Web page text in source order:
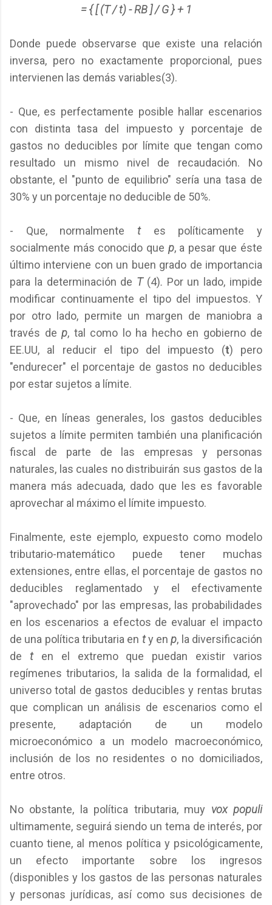
= { [ (T / t) - RB ] / G } + 1
Donde puede observarse que existe una relación
inversa, pero no exactamente proporcional, pues
intervienen las demás variables(3).
- Que, es perfectamente posible hallar escenarios
con distinta tasa del impuesto y porcentaje de
gastos no deducibles por límite que tengan como
resultado un mismo nivel de recaudación. No
obstante, el "punto de equilibrio" sería una tasa de
30% y un porcentaje no deducible de 50%.
- Que, normalmente t es políticamente y
socialmente más conocido que p, a pesar que éste
último interviene con un buen grado de importancia
para la determinación de T (4). Por un lado, impide
modificar continuamente el tipo del impuestos. Y
por otro lado, permite un margen de maniobra a
través de p, tal como lo ha hecho en gobierno de
EE.UU, al reducir el tipo del impuesto (t) pero
"endurecer" el porcentaje de gastos no deducibles
por estar sujetos a límite.
- Que, en líneas generales, los gastos deducibles
sujetos a límite permiten también una planificación
fiscal de parte de las empresas y personas
naturales, las cuales no distribuirán sus gastos de la
manera más adecuada, dado que les es favorable
aprovechar al máximo el límite impuesto.
Finalmente, este ejemplo, expuesto como modelo
tributario-matemático puede tener muchas
extensiones, entre ellas, el porcentaje de gastos no
deducibles reglamentado y el efectivamente
"aprovechado" por las empresas, las probabilidades
en los escenarios a efectos de evaluar el impacto
de una política tributaria en ty enp, la diversificación
de ten el extremo que puedan existir varios
regímenes tributarios, la salida de la formalidad, el
universo total de gastos deducibles y rentas brutas
que complican un análisis de escenarios como el
presente, adaptación de un modelo
microeconómico a un modelo macroeconómico,
inclusión de los no residentes o no domiciliados,
entre otros.
No obstante, la política tributaria, muy vox populi
ultimamente, seguirá siendo un tema de interés, por
cuanto tiene, al menos política y psicológicamente,
un efecto importante sobre los ingresos
(disponibles y los gastos de las personas naturales
y personas jurídicas, así como sus decisiones de